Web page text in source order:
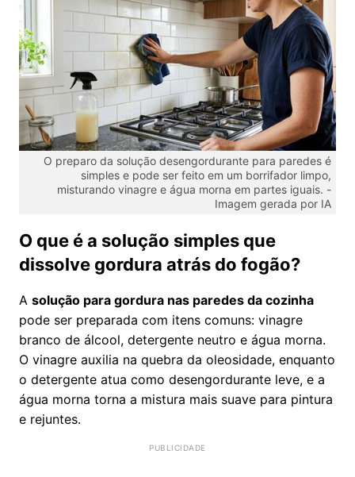
O preparo da solução desengordurante para paredes é
simples e pode ser feito em um borrifador limpo,
misturando vinagre e água morna em partes iguais. -
Imagem gerada por IA
O que é a solução simples que
dissolve gordura atrás do fogão?
A solução para gordura nas paredes da cozinha
pode ser preparada com itens comuns: vinagre
branco de álcool, detergente neutro e água morna.
O vinagre auxilia na quebra da oleosidade, enquanto
o detergente atua como desengordurante leve, e a
água morna torna a mistura mais suave para pintura
e rejuntes.